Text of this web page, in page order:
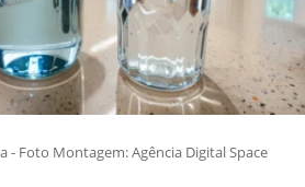
- Foto Montagem: Agência Digital Space